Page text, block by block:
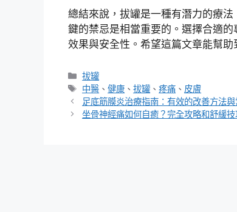
總結來說，拔罐是一種有潛力的療
鍵的禁忌是相當重要的。選擇合適
效果與安全性。希望這篇文章能幫助
分
類
拔罐
標
籤
中醫 、健康 、拔罐 、疼痛 、 皮膚
足底筋膜炎治療指南：有效的改善方法
坐骨神經痛如何自癒？完全攻略和舒緩技